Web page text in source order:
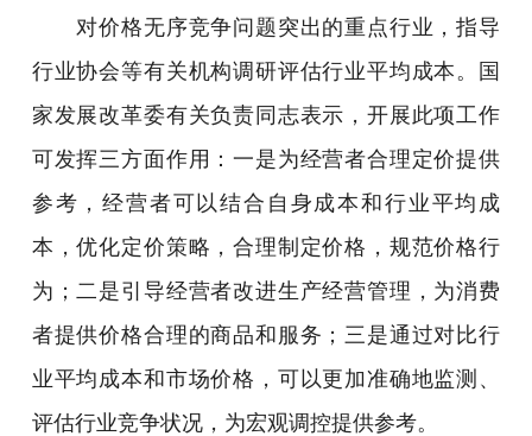
对价格无序竞争问题突出的重点行业，指导
行业协会等有关机构调研评估行业平均成本。国
家发展改革委有关负责同志表示，开展此项工作
可发挥三方面作用：一是为经营者合理定价提供
参考，经营者可以结合自身成本和行业平均成
本，优化定价策略，合理制定价格，规范价格行
为；二是引导经营者改进生产经营管理，为消费
者提供价格合理的商品和服务；三是通过对比行
业平均成本和市场价格，可以更加准确地监测、
评估行业竞争状况，为宏观调控提供参考。